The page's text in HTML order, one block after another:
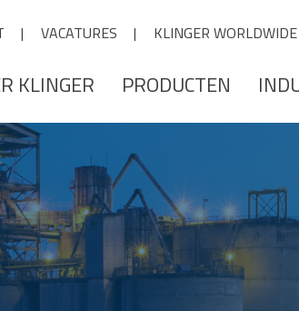
VACATURES KLINGER WORLDWIDE
KLINGER PRODUCTEN